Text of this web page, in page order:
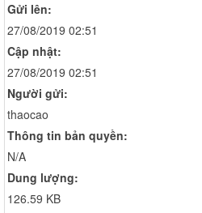
Gửi lên:
27/08/2019 02:51
Cập nhật:
27/08/2019 02:51
Người gửi:
thaocao
Thông tin bản quyền:
N/A
Dung lượng:
126.59 KB